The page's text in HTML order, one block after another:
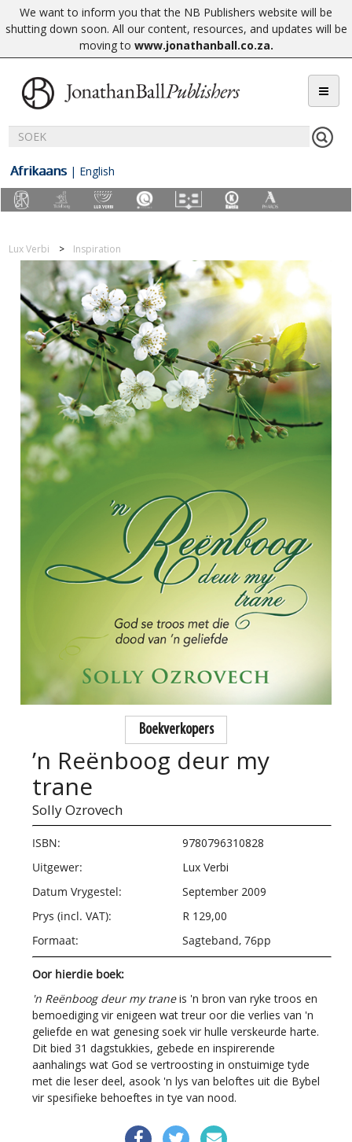
We want to inform you that the NB Publishers website will be
shutting down soon. All our content, resources, and updates will be
moving to www.jonathanball.co.za.
Afrikaans | English
Lux Verbi Inspiration
Boekverkopers
’n Reënboog deur my
trane
Solly Ozrovech
ISBN:
9780796310828
Uitgewer:
Lux Verbi
Datum Vrygestel:
September 2009
Prys (incl. VAT):
R 129,00
Formaat:
Sagteband, 76pp
Oor hierdie boek:
'n Reënboog deur my traneis 'n bron van ryke troos en
bemoediging vir enigeen wat treur oor die verlies van 'n
geliefde en wat genesing soek vir hulle verskeurde harte.
Dit bied 31 dagstukkies, gebede en inspirerende
aanhalings wat God se vertroosting in onstuimige tyde
met die leser deel, asook 'n lys van beloftes uit die Bybel
vir spesifieke behoeftes in tye van nood.